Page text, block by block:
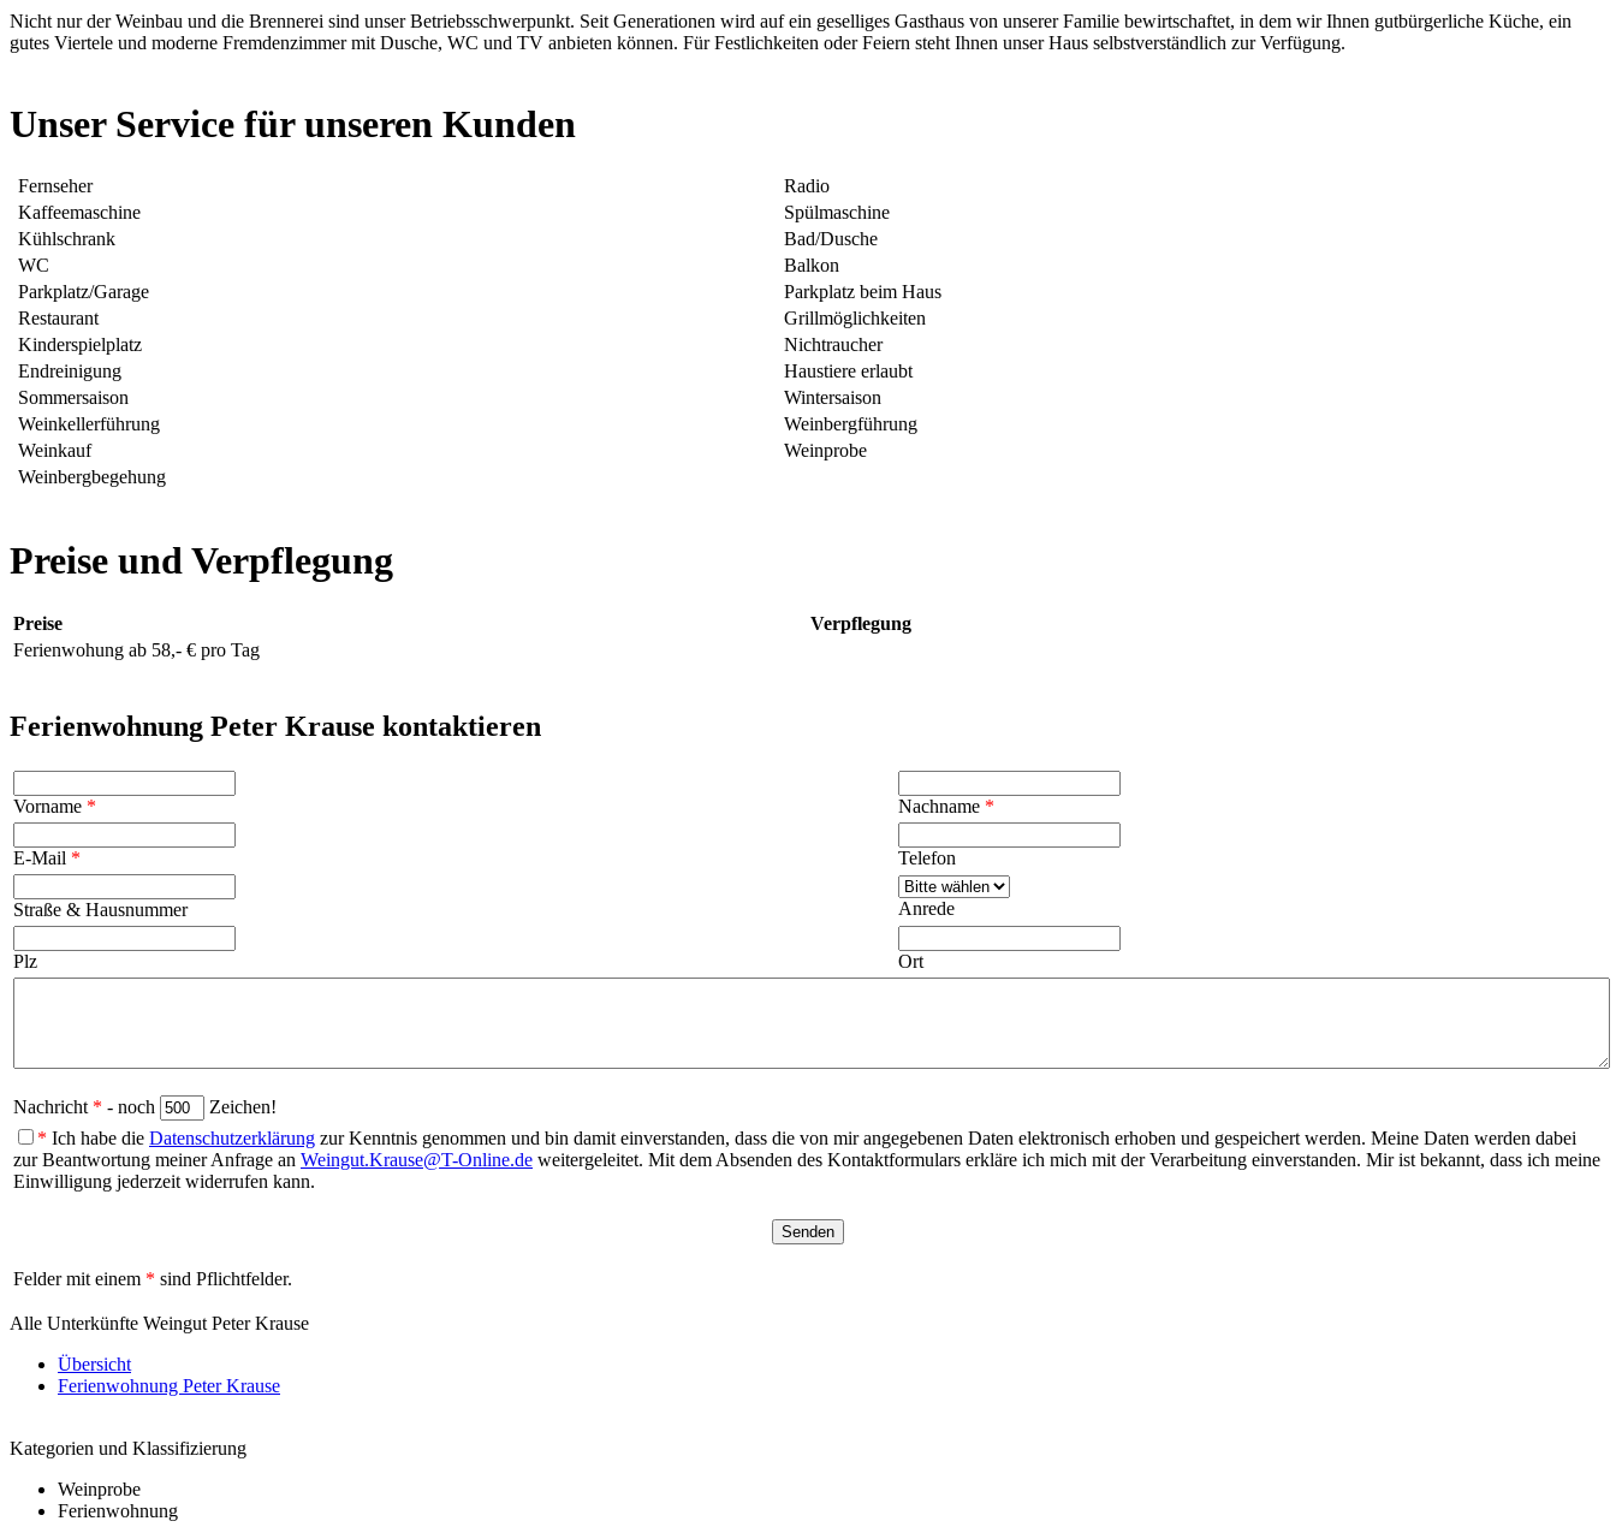
Nicht nur der Weinbau und die Brennerei sind unser Betriebsschwerpunkt. Seit Generationen wird auf ein geselliges Gasthaus von unserer Familie bewirtschaftet, in dem wir Ihnen gutbürgerliche Küche, ein
gutes Viertele und moderne Fremdenzimmer mit Dusche, WC und TV anbieten können. Für Festlichkeiten oder Feiern steht Ihnen unser Haus selbstverständlich zur Verfügung.
Unser Service für unseren Kunden
Fernseher
Radio
Kaffeemaschine
Spülmaschine
Kühlschrank
Bad/Dusche
WC
Balkon
Parkplatz/Garage
Parkplatz beim Haus
Restaurant
Grillmöglichkeiten
Kinderspielplatz
Nichtraucher
Endreinigung
Haustiere erlaubt
Sommersaison
Wintersaison
Weinkellerführung
Weinbergführung
Weinkauf
Weinprobe
Weinbergbegehung
Preise und Verpflegung
Preise
Verpflegung
Ferienwohung ab 58,- € pro Tag
Ferienwohnung Peter Krause kontaktieren
Vorname * Nachname *
E-Mail * Telefon
Straße & Hausnummer Anrede
Plz Ort
Nachricht * - noch
Zeichen!
* Ich habe die Datenschutzerklärung zur Kenntnis genommen und bin damit einverstanden, dass die von mir angegebenen Daten elektronisch erhoben und gespeichert werden. Meine Daten werden dabei
zur Beantwortung meiner Anfrage an Weingut.Krause@T-Online.de weitergeleitet. Mit dem Absenden des Kontaktformulars erkläre ich mich mit der Verarbeitung einverstanden. Mir ist bekannt, dass ich meine
Einwilligung jederzeit widerrufen kann.
Felder mit einem * sind Pflichtfelder.
Alle Unterkünfte Weingut Peter Krause
Übersicht
Ferienwohnung Peter Krause
Kategorien und Klassifizierung
Weinprobe
Ferienwohnung